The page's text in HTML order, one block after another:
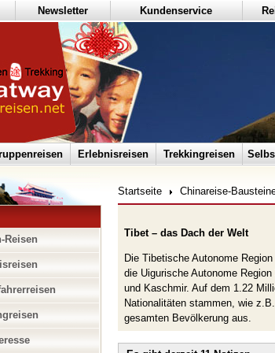
Newsletter Kundenservice
Erlebnisreisen Trekkingreisen
Reisen
Startseite Chinareise-
Tibet – das Dach der Welt
Die Tibetische Autonome
die Uigurische Autonome
und Kaschmir. Auf dem 1.22
Nationalitäten stammen, wie
gesamten Bevölkerung aus.
Die heutige Geostruktur Tibets